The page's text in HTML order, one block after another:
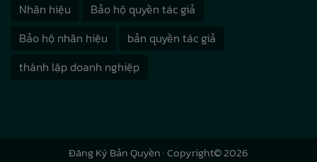
Nhãn hiệu
Bảo hộ quyền tác giả
Bảo hộ nhãn hiệu
bản quyền tác giả
thành lập doanh nghiệp
Đăng Ký Bản Quyền· Copyright© 2026